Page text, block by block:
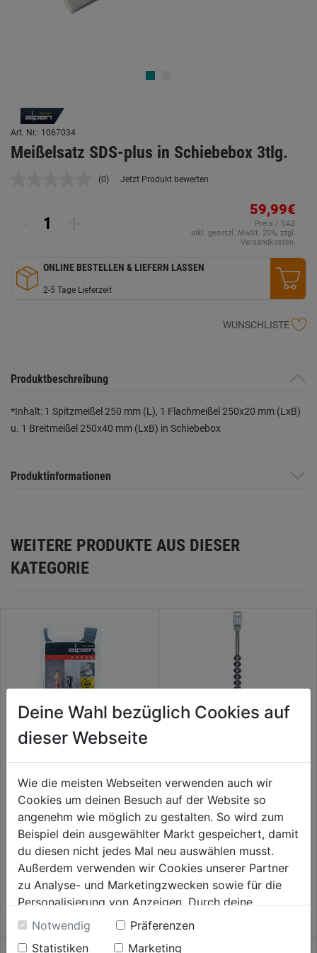
Art. Nr.: 1067034
Meißelsatz SDS-plus in Schiebebox 3tlg.
Kein
(0) Jetzt Produkt bewerten
59,99€
Preis / SAZ
inkl. gesetzl. MwSt. 20%, zzgl.
Versandkosten.
ONLINE BESTELLEN & LIEFERN LASSEN
2-5 Tage Lieferzeit
WUNSCHLISTE
Produktbeschreibung
*Inhalt: 1 Spitzmeißel 250 mm (L), 1 Flachmeißel 250x20 mm (LxB)
u. 1 Breitmeißel 250x40 mm (LxB) in Schiebebox
Produktinformationen
WEITERE PRODUKTE AUS DIESER
KATEGORIE
C-Protector-Set DM 10mm
2tlg. Gen 2-Beton
0.0
von
5
Sternen.
62,99€
340x200mm
0.0 (0)
0.0
von
5
Sternen.
64,99€
Deine Wahl bezüglich Cookies auf
dieser Webseite
Wie die meisten Webseiten verwenden auch wir
Cookies um deinen Besuch auf der Website so
angenehm wie möglich zu gestalten. So wird zum
Beispiel dein ausgewählter Markt gespeichert, damit
du diesen nicht jedes Mal neu auswählen musst.
Außerdem verwenden wir Cookies unserer Partner
zu Analyse- und Marketingzwecken sowie für die
Personalisierung von Anzeigen. Durch deine
Einwilligung werden die Daten von Drittanbieter,
unter anderem auch in den USA, verarbeitet.
Notwendig
Präferenzen
Statistiken
Marketing